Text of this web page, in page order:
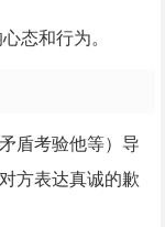
态和行为。
盾考验他等）导
方表达真诚的歉